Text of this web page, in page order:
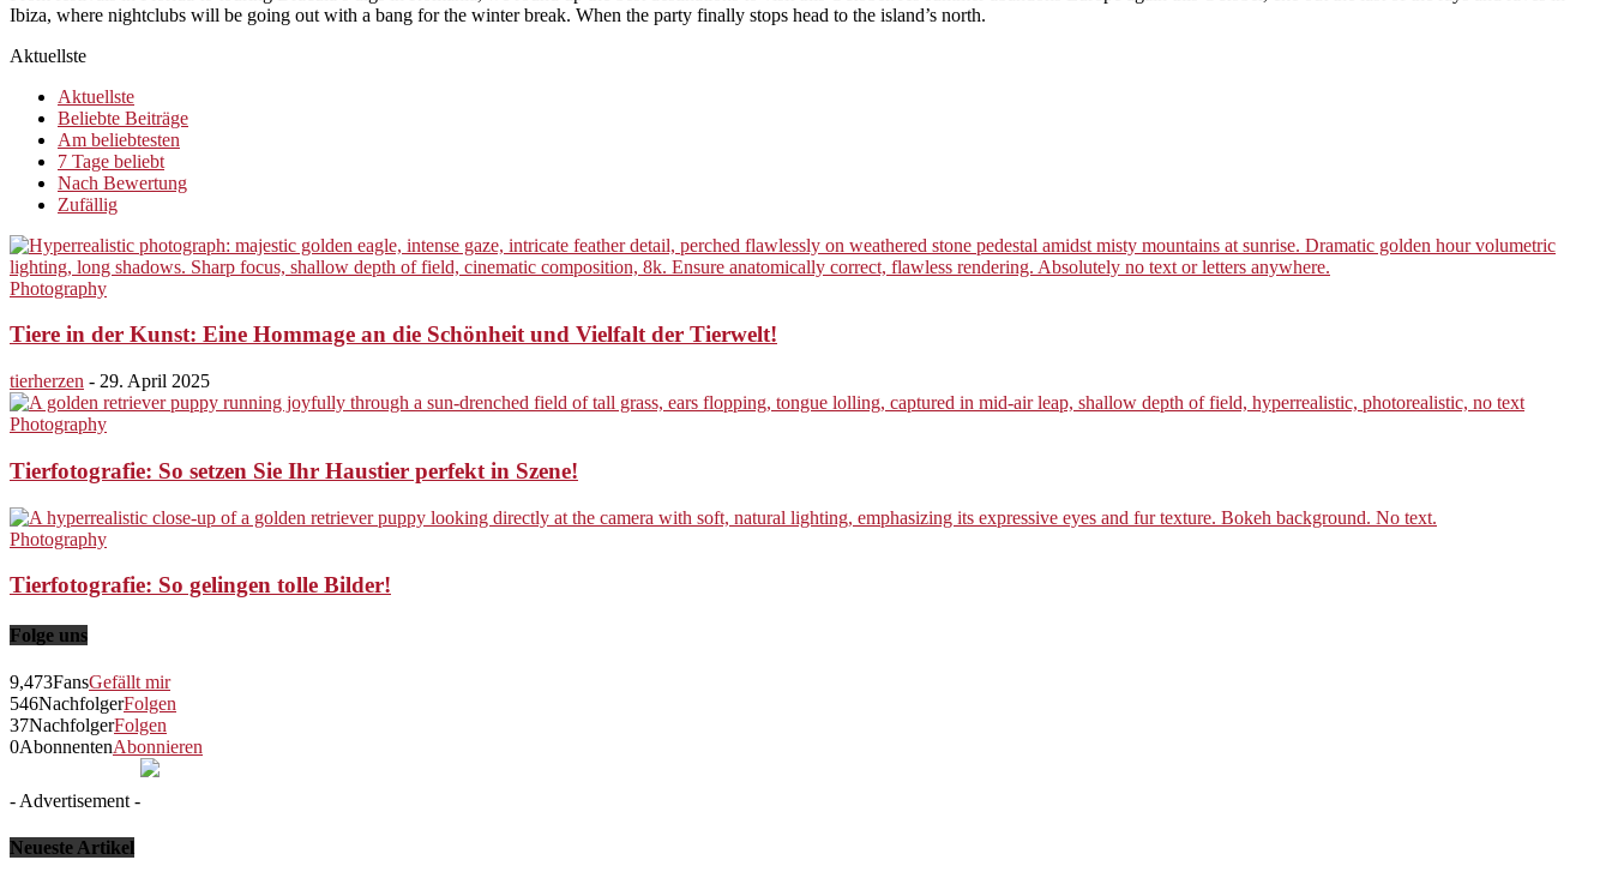
Ibiza, where nightclubs will be going out with a bang for the winter break. When the party finally stops head to the island’s north.
Aktuellste
Aktuellste
Beliebte Beiträge
Am beliebtesten
7 Tage beliebt
Nach Bewertung
Zufällig
Photography
Tiere in der Kunst: Eine Hommage an die Schönheit und Vielfalt der Tierwelt!
tierherzen - 29. April 2025
Photography
Tierfotografie: So setzen Sie Ihr Haustier perfekt in Szene!
Photography
Tierfotografie: So gelingen tolle Bilder!
Folge uns
9,473FansGefällt mir
546NachfolgerFolgen
37NachfolgerFolgen
0AbonnentenAbonnieren
- Advertisement -
Neueste Artikel